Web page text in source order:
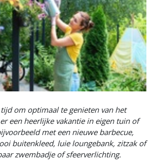
om optimaal te genieten van het
een heerlijke vakantie in eigen tuin of
met een nieuwe barbecue,
buitenkleed, luie loungebank, zitzak of
zwembadje of sfeerverlichting.